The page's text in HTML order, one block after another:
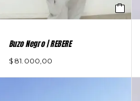
Buzo Negro | REBERE
$ 81.000,00